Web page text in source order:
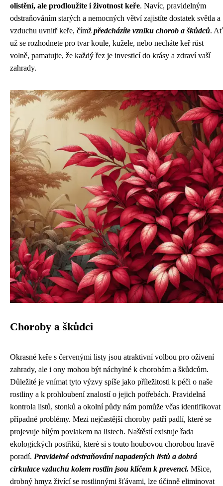
olistění, ale prodloužíte i životnost keře. Navíc, pravidelným
odstraňováním starých a nemocných větví zajistíte dostatek světla a
vzduchu uvnitř keře, čímž předcházíte vzniku chorob a škůdců. Ať
už se rozhodnete pro tvar koule, kužele, nebo necháte keř růst
volně, pamatujte, že každý řez je investicí do krásy a zdraví vaší
zahrady.
Choroby a škůdci
Okrasné keře s červenými listy jsou atraktivní volbou pro oživení
zahrady, ale i ony mohou být náchylné k chorobám a škůdcům.
Důležité je vnímat tyto výzvy spíše jako příležitosti k péči o naše
rostliny a k prohloubení znalostí o jejich potřebách. Pravidelná
kontrola listů, stonků a okolní půdy nám pomůže včas identifikovat
případné problémy. Mezi nejčastější choroby patří padlí, které se
projevuje bílým povlakem na listech. Naštěstí existuje řada
ekologických postřiků, které si s touto houbovou chorobou hravě
poradí. Pravidelné odstraňování napadených listů a dobrá
cirkulace vzduchu kolem rostlin jsou klíčem k prevenci. Mšice,
drobný hmyz živící se rostlinnými šťávami, lze účinně eliminovat